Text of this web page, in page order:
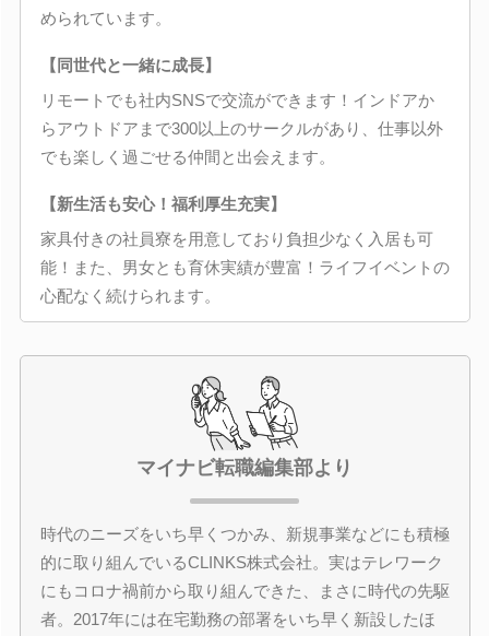
められています。
【同世代と一緒に成長】
リモートでも社内SNSで交流ができます！インドアか
らアウトドアまで300以上のサークルがあり、仕事以外
でも楽しく過ごせる仲間と出会えます。
【新生活も安心！福利厚生充実】
家具付きの社員寮を用意しており負担少なく入居も可
能！また、男女とも育休実績が豊富！ライフイベントの
心配なく続けられます。
マイナビ転職編集部より
時代のニーズをいち早くつかみ、新規事業などにも積極
的に取り組んでいるCLINKS株式会社。実はテレワーク
にもコロナ禍前から取り組んできた、まさに時代の先駆
者。2017年には在宅勤務の部署をいち早く新設したほ